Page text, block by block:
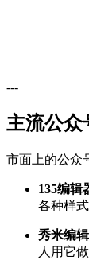
---
主流公众
市面上的公众
135编辑
各种样
秀米编
人用它